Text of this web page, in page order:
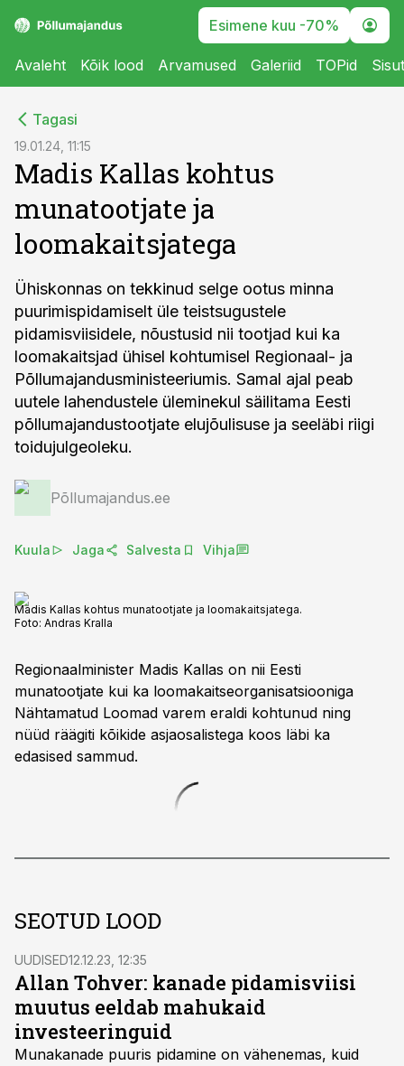
Esimene kuu -70%
Avaleht Kõik lood Arvamused Galeriid TOPid
Tagasi
19.01.24, 11:15
Madis Kallas kohtus
munatootjate ja
loomakaitsjatega
Ühiskonnas on tekkinud selge ootus minna
puurimispidamiselt üle teistsugustele
pidamisviisidele, nõustusid nii tootjad kui ka
loomakaitsjad ühisel kohtumisel Regionaal- ja
Põllumajandusministeeriumis. Samal ajal peab
uutele lahendustele üleminekul säilitama Eesti
põllumajandustootjate elujõulisuse ja seeläbi riigi
toidujulgeoleku.
Põllumajandus.ee
Kuula Jaga Salvesta Vihja
Madis Kallas kohtus munatootjate ja loomakaitsjatega.
Foto: Andras Kralla
Regionaalminister Madis Kallas on nii Eesti
munatootjate kui ka loomakaitseorganisatsiooniga
Nähtamatud Loomad varem eraldi kohtunud ning
nüüd räägiti kõikide asjaosalistega koos läbi ka
edasised sammud.
SEOTUD LOOD
UUDISED12.12.23, 12:35
Allan Tohver: kanade pidamisviisi
muutus eeldab mahukaid
investeeringuid
Munakanade puuris pidamine on vähenemas, kuid